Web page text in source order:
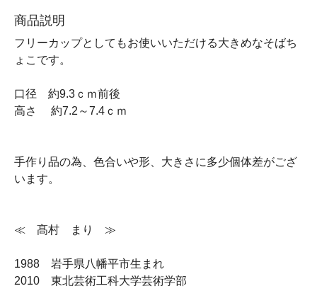
商品説明
フリーカップとしてもお使いいただける大きめなそばち
ょこです。
口径 約9.3ｃｍ前後
高さ 約7.2～7.4ｃｍ
手作り品の為、色合いや形、大きさに多少個体差がござ
います。
≪ 髙村 まり ≫
1988 岩手県八幡平市生まれ
2010 東北芸術工科大学芸術学部